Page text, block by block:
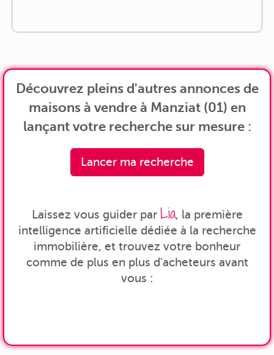
Découvrez pleins d'autres annonces de
maisons à vendre à Manziat (01) en
lançant votre recherche sur mesure :
Lancer ma recherche
Laissez vous guider par Lia, la première
intelligence artificielle dédiée à la recherche
immobilière, et trouvez votre bonheur
comme de plus en plus d'acheteurs avant
vous :